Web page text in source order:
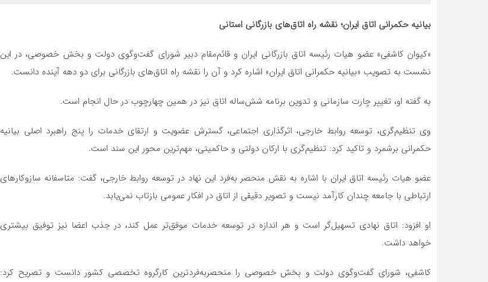
بیانیه حکمرانی اتاق ایران؛ نقشه راه اتاق‌های بازرگانی استانی
«کیوان کاشفی» عضو هیات ‌رئیسه اتاق بازرگانی ایران و قائم‌مقام دبیر شورای گفت‌وگوی دولت و بخش خصوصی، در این
نشست به تصویب «بیانیه حکمرانی اتاق ایران» اشاره کرد و آن را نقشه راه اتاق‌های بازرگانی برای دو دهه آینده دانست.
به گفته او، تغییر چارت سازمانی و تدوین برنامه شش‌ساله اتاق نیز در همین چهارچوب در حال انجام است.
وی تنظیم‌گری، توسعه روابط خارجی، اثرگذاری اجتماعی، گسترش عضویت و ارتقای خدمات را پنج راهبرد اصلی بیانیه
حکمرانی برشمرد و تاکید کرد: تنظیم‌گری با ارکان دولتی و حاکمیتی، مهم‌ترین محور این سند است.
عضو هیات ‌رئیسه اتاق ایران با اشاره به نقش منحصر به‌فرد این نهاد در توسعه روابط خارجی، گفت: متاسفانه سازوکارهای
ارتباطی با جامعه چندان کارآمد نیست و تصویر دقیقی از اتاق در افکار عمومی بازتاب نمی‌یابد.
او افزود: اتاق نهادی تسهیل‌گر است و هر اندازه در توسعه خدمات موفق‌تر عمل کند، در جذب اعضا نیز توفیق بیشتری
خواهد داشت.
کاشفی، شورای گفت‌وگوی دولت و بخش خصوصی را منحصربه‌فردترین کارگروه تخصصی کشور دانست و تصریح کرد: